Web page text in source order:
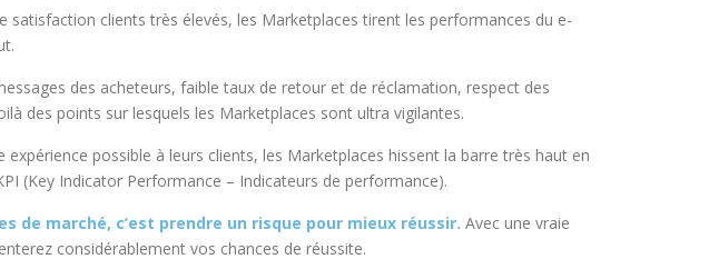
satisfaction clients très élevés, les Marketplaces tirent les performances du e-
des acheteurs, faible taux de retour et de réclamation, respect des
des points sur lesquels les Marketplaces sont ultra vigilantes.
expérience possible à leurs clients, les Marketplaces hissent la barre très haut en
(Key Indicator Performance – Indicateurs de performance).
de marché, c’est prendre un risque pour mieux réussir. Avec une vraie
considérablement vos chances de réussite.